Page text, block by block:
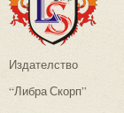
Издателство
“Либра Скорп”